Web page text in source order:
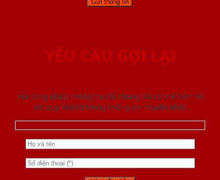
YÊU CẦU GỌI LẠI
Vui lòng nhập thông tin để chúng tôi có thể liên hệ
với quý khách trong thời gian nhanh nhất.